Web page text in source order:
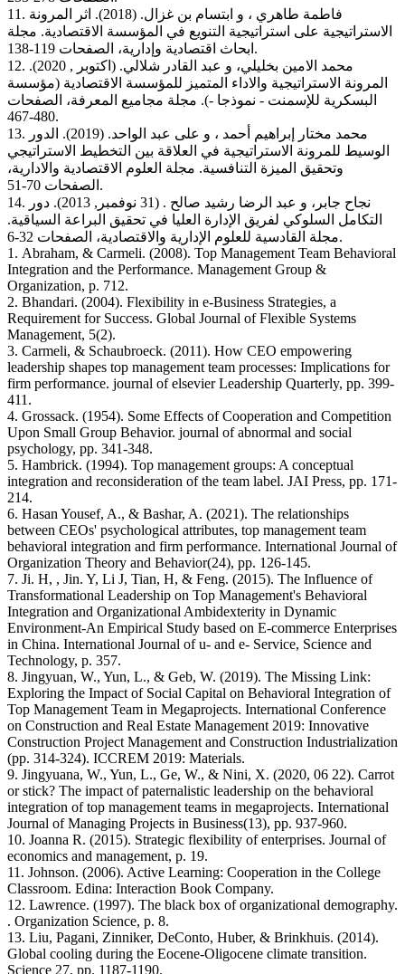
11. فاطمة طاهري ، و ابتسام بن غزال. (2018). اثر المرونة
الاستراتيجية على استراتيجية التنويع في المؤسسة الاقتصادية. مجلة
ابحاث اقتصادية وإدارية، الصفحات 119-138.
12. محمد الامين بخليلي، و عبد القادر شلالي. (اكتوبر , 2020).
المرونة الاستراتيجية والاداء المتميز للمؤسسة الاقتصادية (مؤسسة
البسكرية للإسمنت - نموذجا -). مجلة مجاميع المعرفة، الصفحات
480-467.
13. محمد مختار إبراهيم أحمد ، و على عبد الواحد. (2019). الدور
الوسيط للمرونة الاستراتيجية في العلاقة بين التخطيط الاستراتيجي
وتحقيق الميزة التنافسية. مجلة العلوم الاقتصادية والادارية،
الصفحات 70-51.
14. نجاح جابر، و عبد الرضا رشید صالح . (31 نوفمبر, 2013). دور
التكامل السلوكي لفريق الإدارة العليا في تحقيق البراعة السياقية.
مجلة القادسية للعلوم الإدارية والاقتصادية، الصفحات 32-6.
1. Abraham, & Carmeli. (2008). Top Management Team Behavioral
Integration and the Performance. Management Group &
Organization, p. 712.
2. Bhandari. (2004). Flexibility in e-Business Strategies, a
Requirement for Success. Global Journal of Flexible Systems
Management, 5(2).
3. Carmeli, & Schaubroeck. (2011). How CEO empowering
leadership shapes top management team processes: Implications for
firm performance. journal of elsevier Leadership Quarterly, pp. 399-
411.
4. Grossack. (1954). Some Effects of Cooperation and Competition
Upon Small Group Behavior. journal of abnormal and social
psychology, pp. 341-348.
5. Hambrick. (1994). Top management groups: A conceptual
integration and reconsideration of the team label. JAI Press, pp. 171-
214.
6. Hasan Yousef, A., & Bashar, A. (2021). The relationships
between CEOs' psychological attributes, top management team
behavioral integration and firm performance. International Journal of
Organization Theory and Behavior(24), pp. 126-145.
7. Ji. H, , Jin. Y, Li J, Tian, H, & Feng. (2015). The Influence of
Transformational Leadership on Top Management's Behavioral
Integration and Organizational Ambidexterity in Dynamic
Environment-An Empirical Study based on E-commerce Enterprises
in China. International Journal of u- and e- Service, Science and
Technology, p. 357.
8. Jingyuan, W., Yun, L., & Geb, W. (2019). The Missing Link:
Exploring the Impact of Social Capital on Behavioral Integration of
Top Management Team in Megaprojects. International Conference
on Construction and Real Estate Management 2019: Innovative
Construction Project Management and Construction Industrialization
(pp. 314-324). ICCREM 2019: Materials.
9. Jingyuana, W., Yun, L., Ge, W., & Nini, X. (2020, 06 22). Carrot
or stick? The impact of paternalistic leadership on the behavioral
integration of top management teams in megaprojects. International
Journal of Managing Projects in Business(13), pp. 937-960.
10. Joanna R. (2015). Strategic flexibility of enterprises. Journal of
economics and management, p. 19.
11. Johnson. (2006). Active Learning: Cooperation in the College
Classroom. Edina: Interaction Book Company.
12. Lawrence. (1997). The black box of organizational demography.
. Organization Science, p. 8.
13. Liu, Pagani, Zinniker, DeConto, Huber, & Brinkhuis. (2014).
Global cooling during the Eocene-Oligocene climate transition.
Science 27, pp. 1187-1190.